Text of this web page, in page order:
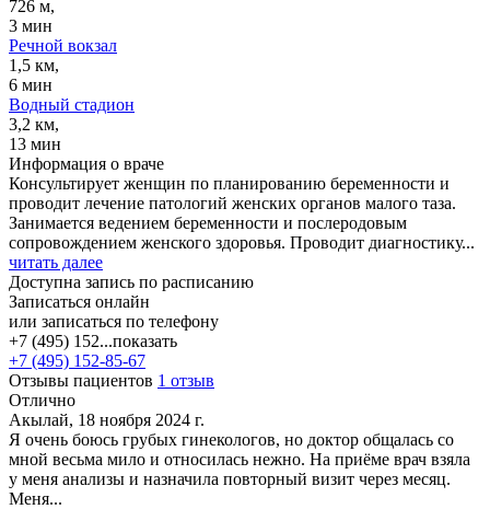
726 м,
3 мин
Речной вокзал
1,5 км,
6 мин
Водный стадион
3,2 км,
13 мин
Информация о враче
Консультирует женщин по планированию беременности и
проводит лечение патологий женских органов малого таза.
Занимается ведением беременности и послеродовым
сопровождением женского здоровья. Проводит диагностику...
читать далее
Доступна запись по расписанию
Записаться онлайн
или записаться по телефону
+7 (495) 152...показать
+7 (495) 152-85-67
Отзывы пациентов 1 отзыв
Отлично
Акылай, 18 ноября 2024 г.
Я очень боюсь грубых гинекологов, но доктор общалась со
мной весьма мило и относилась нежно. На приёме врач взяла
у меня анализы и назначила повторный визит через месяц.
Меня...